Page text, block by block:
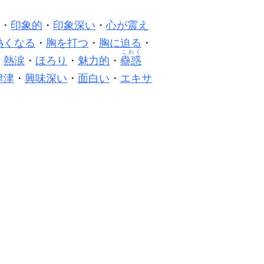
・ 印象的 ・ 印象深い ・心が震え
くなる ・ 胸を打つ ・ 胸に迫る ・
熱涙 ・ ほろり ・ 魅力的 ・ 蠱惑
こわく
津 ・ 興味深い ・ 面白い ・ エキサ